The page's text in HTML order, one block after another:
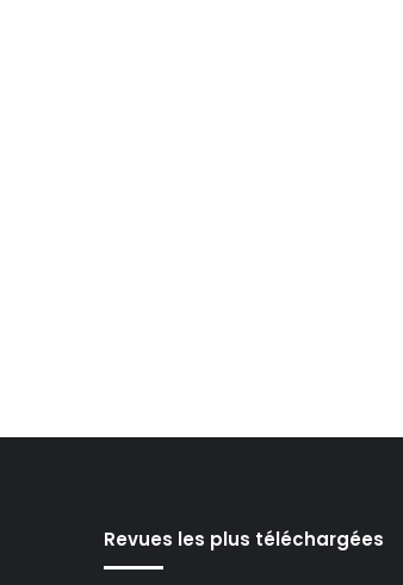
Revues les plus téléchargées